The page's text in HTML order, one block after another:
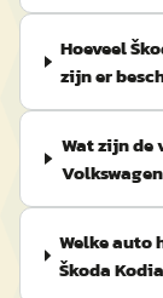
Hoeveel
zijn er
Wat zijn de
Welke auto
Škoda